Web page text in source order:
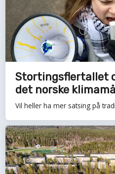
Stortingsflertallet
det norske
Vil heller ha mer satsing på